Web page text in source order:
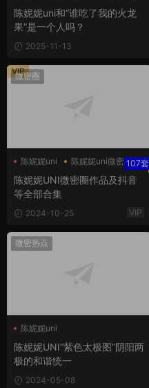
陈妮妮uni和“谁吃了我的火龙
果”是一个人吗？
2025-11-13
微密圈
陈妮妮uni 陈妮妮uni微密圈107套
陈妮妮UNI微密圈作品及抖音
等全部合集
2024-10-25 VIP
VIP
微密热点
陈妮妮uni
陈妮妮UNI“紫色太极图”阴阳两
极的和谐统一
2024-05-08